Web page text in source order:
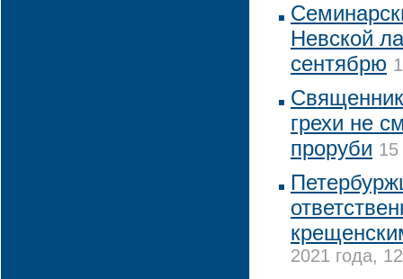
Невской
сентябрю
грехи не
проруби 15
2021 года,